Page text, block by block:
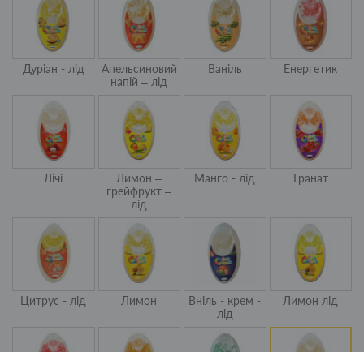
Дуріан - лід
Апельсиновий
напій – лід
Ваніль Енергетик
Лічі
Лимон –
грейфрукт –
лід
Манго - лід Гранат
Цитрус - лід Лимон
Вніль - крем -
лід
Лимон лід